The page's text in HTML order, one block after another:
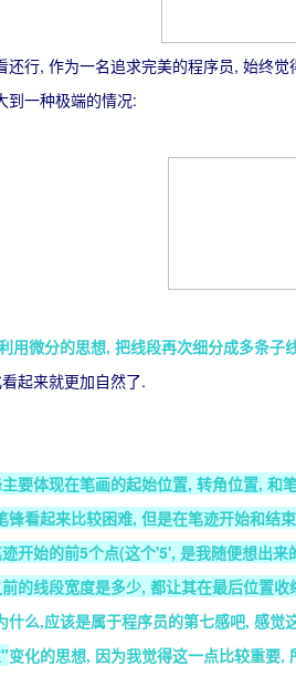
还行, 作为一名追求完美的程序员, 始终
到一种极端的情况:
用微分的思想, 把线段再次细分成多条子
起来就更加自然了.
要体现在笔画的起始位置, 转角位置, 和
锋看起来比较困难, 但是在笔迹开始和结
开始的前5个点(这个'5', 是我随便想出
的线段宽度是多少, 都让其在最后位置
什么,应该是属于程序员的第七感吧, 感
变化的思想, 因为我觉得这一点比较重要,